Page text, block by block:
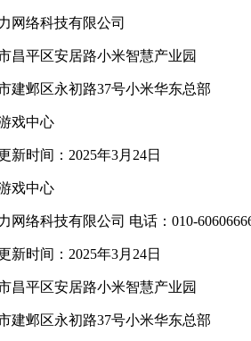
网络科技有限公司
昌平区安居路小米智慧产业园
建邺区永初路37号小米华东总部
戏中心
新时间：2025年3月24日
戏中心
网络科技有限公司 电话：010-
新时间：2025年3月24日
昌平区安居路小米智慧产业园
建邺区永初路37号小米华东总部